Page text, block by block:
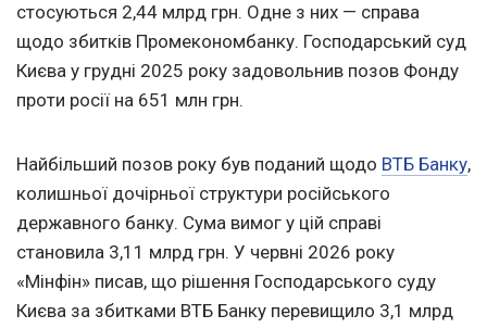
стосуються 2,44 млрд грн. Одне з них — справа
щодо збитків Промекономбанку. Господарський суд
Києва у грудні 2025 року задовольнив позов Фонду
проти росії на 651 млн грн.
Найбільший позов року був поданий щодо ВТБ Банку,
колишньої дочірньої структури російського
державного банку. Сума вимог у цій справі
становила 3,11 млрд грн. У червні 2026 року
«Мінфін» писав, що рішення Господарського суду
Києва за збитками ВТБ Банку перевищило 3,1 млрд